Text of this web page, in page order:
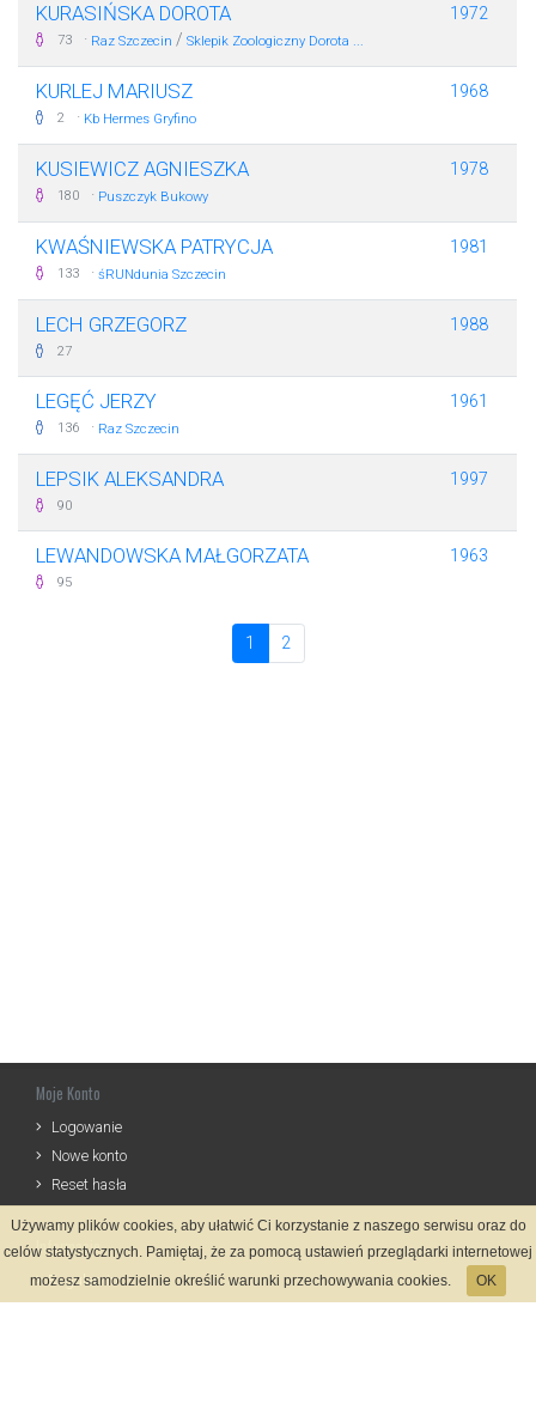
KURASIŃSKA DOROTA
73 · Raz Szczecin / Sklepik Zoologiczny Dorota ...
1972
KURLEJ MARIUSZ
2 · Kb Hermes Gryfino
1968
KUSIEWICZ AGNIESZKA
180 · Puszczyk Bukowy
1978
KWAŚNIEWSKA PATRYCJA
133 · śRUNdunia Szczecin
1981
LECH GRZEGORZ
27
1988
LEGĘĆ JERZY
136 · Raz Szczecin
1961
LEPSIK ALEKSANDRA
90
1997
LEWANDOWSKA MAŁGORZATA
95
1963
1 2
Moje Konto
Logowanie
Nowe konto
Reset hasła
Informacje
Regulamin
Używamy plików cookies, aby ułatwić Ci korzystanie z naszego serwisu oraz do
celów statystycznych. Pamiętaj, że za pomocą ustawień przeglądarki internetowej
możesz samodzielnie określić warunki przechowywania cookies.
OK